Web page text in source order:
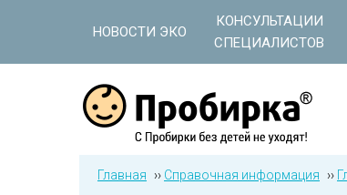
НОВОСТИ ЭКО
КОНСУЛЬТАЦИИ
СПЕЦИАЛИСТОВ
Главная ›› Справочная информация ››